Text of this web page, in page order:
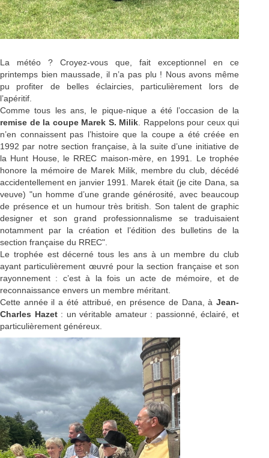
La météo ? Croyez-vous que, fait exceptionnel en ce
printemps bien maussade, il n’a pas plu ! Nous avons même
pu profiter de belles éclaircies, particulièrement lors de
l’apéritif.
Comme tous les ans, le pique-nique a été l’occasion de la
remise de la coupe Marek S. Milik . Rappelons pour ceux qui
n’en connaissent pas l’histoire que la coupe a été créée en
1992 par notre section française, à la suite d’une initiative de
la Hunt House, le RREC maison-mère, en 1991. Le trophée
honore la mémoire de Marek Milik, membre du club, décédé
accidentellement en janvier 1991. Marek était (je cite Dana, sa
veuve) "un homme d’une grande générosité, avec beaucoup
de présence et un humour très british. Son talent de graphic
designer et son grand professionnalisme se traduisaient
notamment par la création et l’édition des bulletins de la
section française du RREC".
Le trophée est décerné tous les ans à un membre du club
ayant particulièrement œuvré pour la section française et son
rayonnement : c’est à la fois un acte de mémoire, et de
reconnaissance envers un membre méritant.
Cette année il a été attribué, en présence de Dana, à Jean-
Charles Hazet: un véritable amateur : passionné, éclairé, et
particulièrement généreux.